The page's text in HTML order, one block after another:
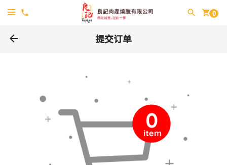
shopping_cart0
arrow_back 提交订单